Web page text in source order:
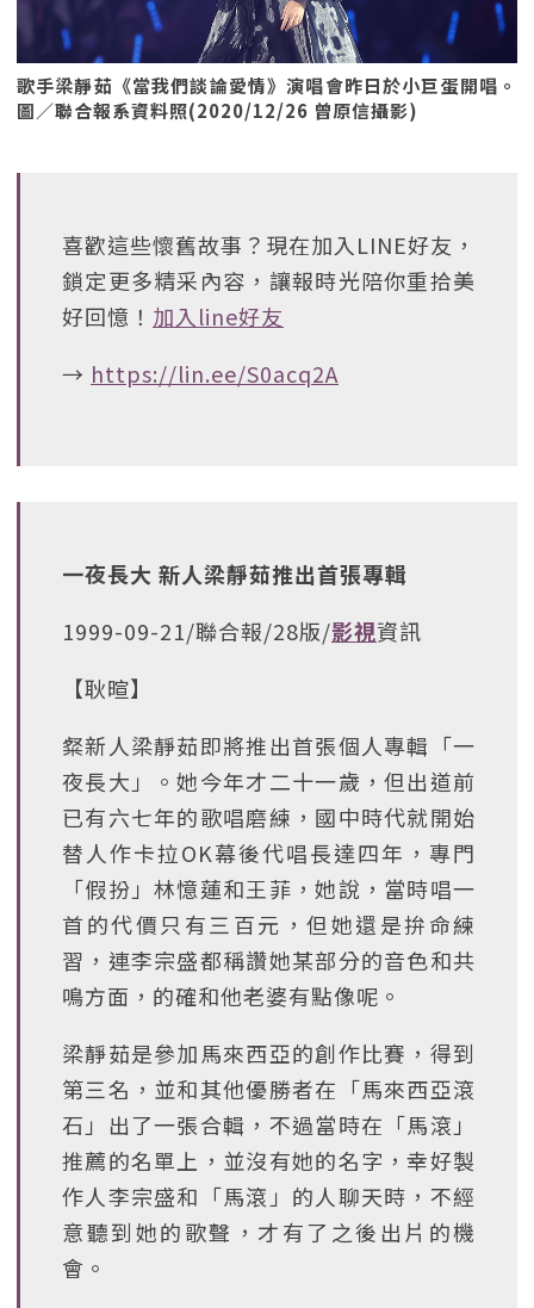
歌手梁靜茹《當我們談論愛情》演唱會昨日於小巨蛋開唱。
圖／聯合報系資料照(2020/12/26 曾原信攝影)
喜歡這些懷舊故事？現在加入LINE好友，
鎖定更多精采內容，讓報時光陪你重拾美
好回憶！ 加入line好友
→ https://lin.ee/S0acq2A
一夜長大 新人梁靜茹推出首張專輯
1999-09-21/聯合報/28版/影視資訊
【耿暄】
粲新人梁靜茹即將推出首張個人專輯「一
夜長大」。她今年才二十一歲，但出道前
已有六七年的歌唱磨練，國中時代就開始
替人作卡拉OK幕後代唱長達四年，專門
「假扮」林憶蓮和王菲，她說，當時唱一
首的代價只有三百元，但她還是拚命練
習，連李宗盛都稱讚她某部分的音色和共
鳴方面，的確和他老婆有點像呢。
梁靜茹是參加馬來西亞的創作比賽，得到
第三名，並和其他優勝者在「馬來西亞滾
石」出了一張合輯，不過當時在「馬滾」
推薦的名單上，並沒有她的名字，幸好製
作人李宗盛和「馬滾」的人聊天時，不經
意聽到她的歌聲，才有了之後出片的機
會。